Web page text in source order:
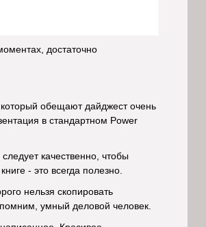
достаточно
обещают дайджест очень
в стандартном Power
качественно, чтобы
- это всегда полезно.
нельзя скопировать
помним, умный деловой человек.